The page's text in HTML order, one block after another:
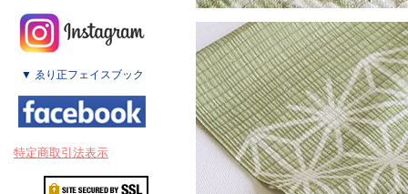
▼ ゑり正フェイスブック
特定商取引法表示